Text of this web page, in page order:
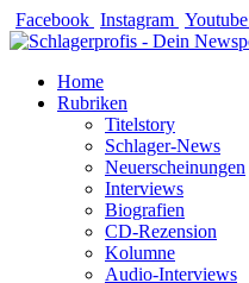
Zum
Inhalt
Facebook Instagram Youtube
Home
Rubriken
Titelstory
Schlager-News
Neuerscheinungen
Interviews
Biografien
CD-Rezension
Kolumne
Audio-Interviews